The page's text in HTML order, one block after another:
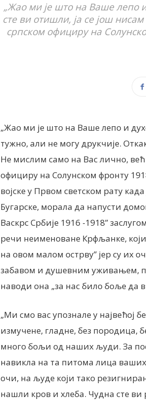
„Жао ми је што на Ваше лепо
сте ви отишли, ја се још
српском официру на
„Жао ми је што на Ваше лепо и
тужно, али не могу друкчије.
Не мислим само на Вас лично,
официру на Солунском фронту
војске у Првом светском рату
Бугарске, морала да напусти
Васкрс Србије 1916 -1918”
речи неименоване Крфљанке,
на овом малом острву” јер су их
забавом и душевним уживањем,
наводи она „за нас било боље да
„Ми смо вас упознале у највећој
измучене, гладне, без породица,
много бољи од наших људи. За
навикла на та питома лица
очи, на људе који тако
нашли кров и хлеба. Чудна сте ви